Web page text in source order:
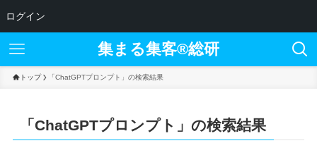
ログイン
集まる集客®︎総研
トップ 「ChatGPTプロンプト」の検索結果
「ChatGPTプロンプト」の検索結果